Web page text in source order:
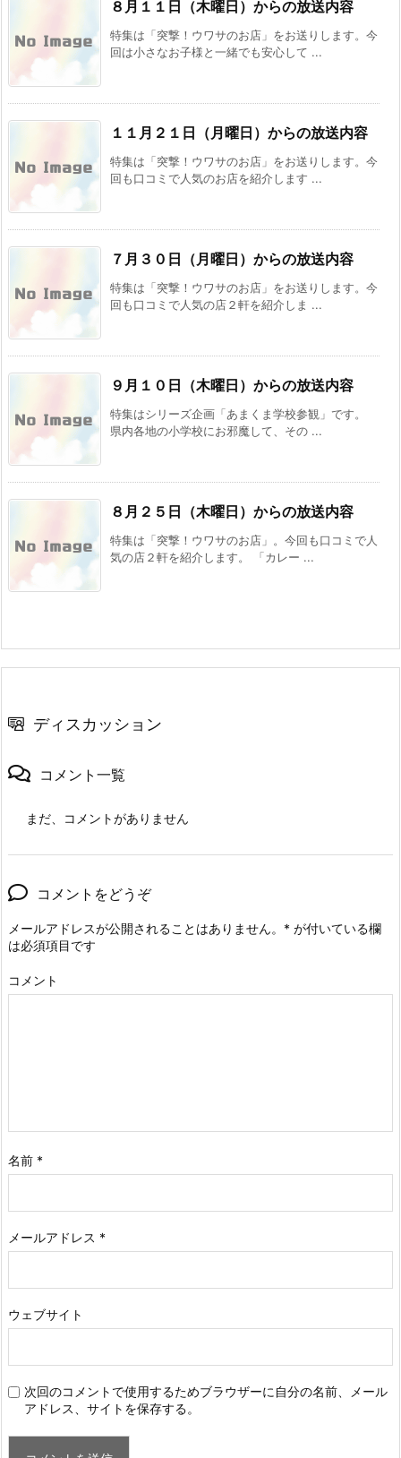
８月１１日（木曜日）からの放送内容
特集は「突撃！ウワサのお店」をお送りします。今
回は小さなお子様と一緒でも安心して ...
１１月２１日（月曜日）からの放送内容
特集は「突撃！ウワサのお店」をお送りします。今
回も口コミで人気のお店を紹介します ...
７月３０日（月曜日）からの放送内容
特集は「突撃！ウワサのお店」をお送りします。今
回も口コミで人気の店２軒を紹介しま ...
９月１０日（木曜日）からの放送内容
特集はシリーズ企画「あまくま学校参観」です。
県内各地の小学校にお邪魔して、その ...
８月２５日（木曜日）からの放送内容
特集は「突撃！ウワサのお店」。今回も口コミで人
気の店２軒を紹介します。 「カレー ...
ディスカッション
コメント一覧
まだ、コメントがありません
コメントをどうぞ
メールアドレスが公開されることはありません。 * が付いている欄
は必須項目です
コメント
名前 *
メールアドレス *
ウェブサイト
次回のコメントで使用するためブラウザーに自分の名前、メール
アドレス、サイトを保存する。